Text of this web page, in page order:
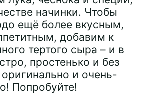
начинки. Чтобы
ещё более вкусным,
добавим к
тертого сыра – и в
простенько и без
и очень-
Попробуйте!